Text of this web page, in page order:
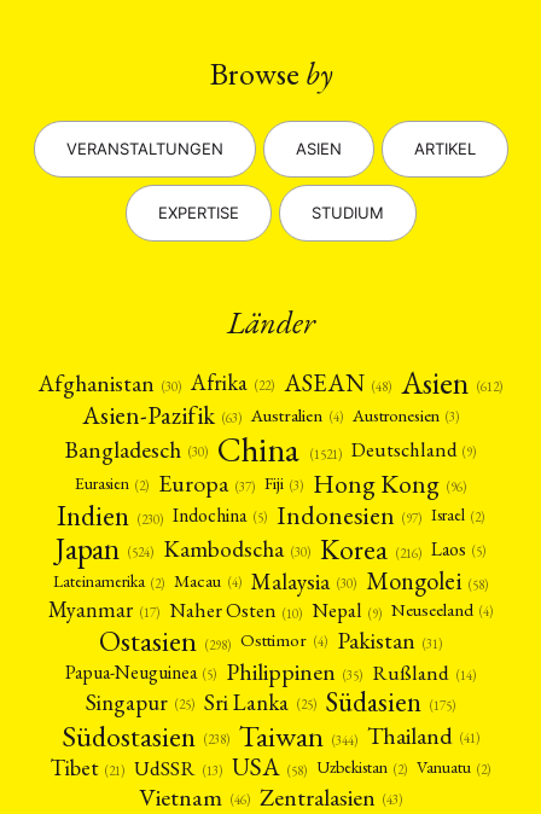
Browse by
VERANSTALTUNGEN ASIEN ARTIKEL
EXPERTISE STUDIUM
Länder
Afghanistan (30) Afrika (22) ASEAN (48) Asien (612)
Asien-Pazifik (63) Australien (4) Austronesien (3)
Bangladesch (30) China (1521) Deutschland (9)
Eurasien (2) Europa (37) Fiji (3) Hong Kong (96)
Indien (230) Indochina (5) Indonesien (97) Israel (2)
Japan (524) Kambodscha (30) Korea (216) Laos (5)
Lateinamerika (2) Macau (4) Malaysia (30) Mongolei (58)
Myanmar (17) Naher Osten (10) Nepal (9) Neuseeland (4)
Ostasien (298) Osttimor (4) Pakistan (31)
Papua-Neuguinea (5) Philippinen (35) Rußland (14)
Singapur (25) Sri Lanka (25) Südasien (175)
Südostasien (238) Taiwan (344) Thailand (41)
Tibet (21) UdSSR (13) USA (58) Uzbekistan (2) Vanuatu (2)
Vietnam (46) Zentralasien (43)